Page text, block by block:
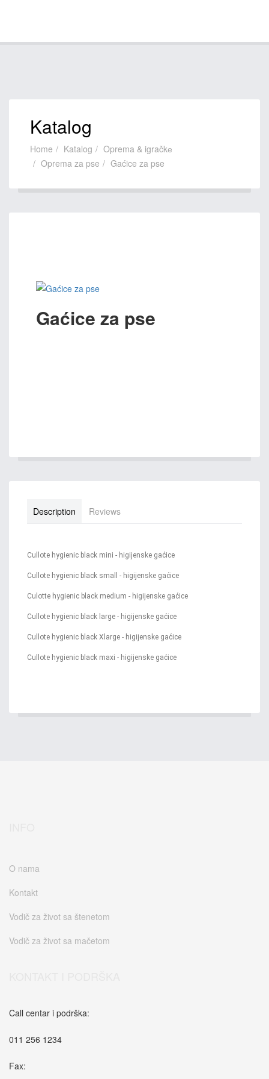
Katalog
Home Katalog
Oprema & igračkе
Oprema za pse
Gaćice za pse
Gaćice za pse
Description Reviews
Cullote hygienic black mini - higijenske gaćice
Cullote hygienic black small - higijenske gaćice
Culotte hygienic black medium - higijenske gaćice
Cullote hygienic black large - higijenske gaćice
Cullote hygienic black Xlarge - higijenske gaćice
Cullote hygienic black maxi - higijenske gaćice
O nama
Kontakt
Vodič za život sa štenetom
Vodič za život sa mačetom
Call centar i podrška:
011 256 1234
Fax: